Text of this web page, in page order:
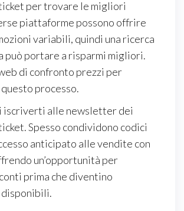
per trovare le migliori
piattaforme possono offrire
variabili, quindi una ricerca
può portare a risparmi migliori.
di confronto prezzi per
processo.
iscriverti alle newsletter dei
Spesso condividono codici
anticipato alle vendite con
un’opportunità per
prima che diventino
disponibili.